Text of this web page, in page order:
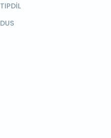
TIPDİL
DUS